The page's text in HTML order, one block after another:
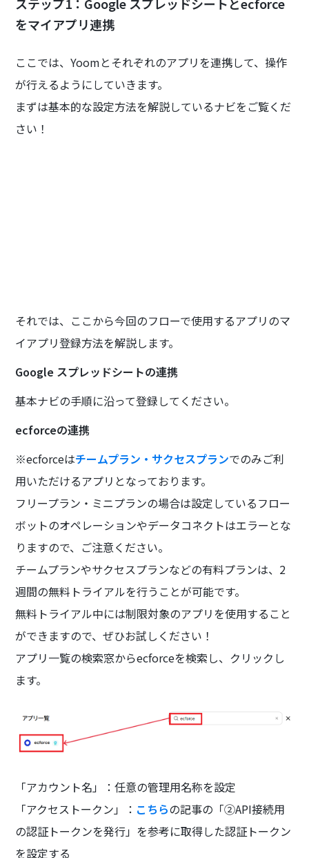
をマイアプリ連携
ここでは、Yoomとそれぞれのアプリを連携して、操作
が行えるようにしていきます。
まずは基本的な設定方法を解説しているナビをご覧くだ
さい！
それでは、ここから今回のフローで使用するアプリのマ
イアプリ登録方法を解説します。
Google スプレッドシートの連携
基本ナビの手順に沿って登録してください。
ecforceの連携
※ecforceはチームプラン・サクセスプランでのみご利
用いただけるアプリとなっております。
フリープラン・ミニプランの場合は設定しているフロー
ボットのオペレーションやデータコネクトはエラーとな
りますので、ご注意ください。
チームプランやサクセスプランなどの有料プランは、2
週間の無料トライアルを行うことが可能です。
無料トライアル中には制限対象のアプリを使用すること
ができますので、ぜひお試しください！
アプリ一覧の検索窓からecforceを検索し、クリックし
ます。
「アカウント名」：任意の管理用名称を設定
「アクセストークン」： こちらの記事の「②API接続用
の認証トークンを発行」を参考に取得した認証トークン
を設定する